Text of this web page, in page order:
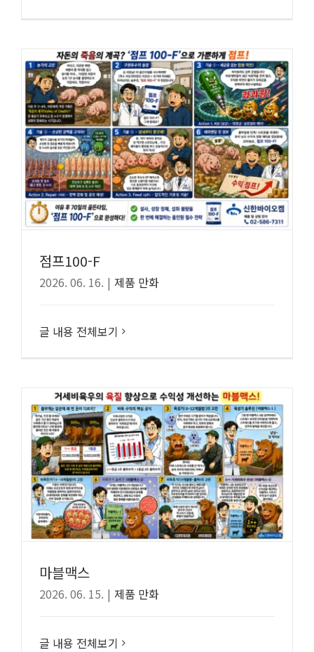
점프100-F
2026. 06. 16. | 제품 만화
글 내용 전체보기
마블맥스
2026. 06. 15. | 제품 만화
글 내용 전체보기